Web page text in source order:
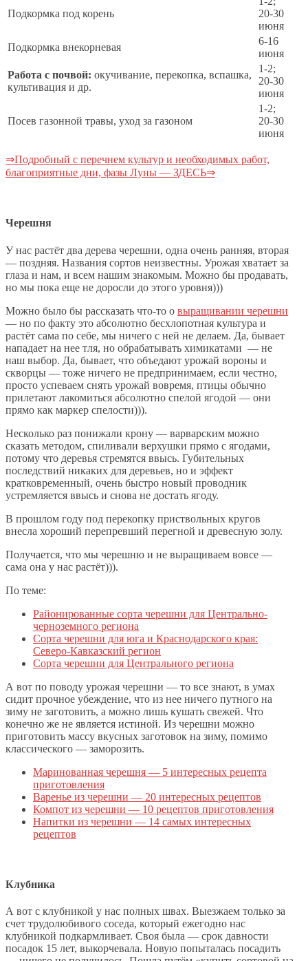
Подкормка под корень
20-30
июня
Подкормка внекорневая
6-16
июня
Работа с почвой: окучивание, перекопка, вспашка,
культивация и др.
1-2;
20-30
июня
Посев газонной травы, уход за газоном
1-2;
20-30
июня
⇒Подробный с перечнем культур и необходимых работ,
благоприятные дни, фазы Луны — ЗДЕСЬ⇒
Черешня
У нас растёт два дерева черешни, одна очень ранняя, вторая
— поздняя. Названия сортов неизвестны. Урожая хватает за
глаза и нам, и всем нашим знакомым. Можно бы продавать,
но мы пока еще не доросли до этого уровня)))
Можно было бы рассказать что-то о выращивании черешни
— но по факту это абсолютно бесхлопотная культура и
растёт сама по себе, мы ничего с ней не делаем. Да, бывает
нападает на нее тля, но обрабатывать химикатами — не
наш выбор. Да, бывает, что объедают урожай вороны и
скворцы — тоже ничего не предпринимаем, если честно,
просто успеваем снять урожай вовремя, птицы обычно
прилетают лакомиться абсолютно спелой ягодой — они
прямо как маркер спелости))).
Несколько раз понижали крону — варварским можно
сказать методом, спиливали верхушки прямо с ягодами,
потому что деревья стремятся ввысь. Губительных
последствий никаких для деревьев, но и эффект
кратковременный, очень быстро новый проводник
устремляется ввысь и снова не достать ягоду.
В прошлом году под перекопку приствольных кругов
внесла хороший перепревший перегной и древесную золу.
Получается, что мы черешню и не выращиваем вовсе —
сама она у нас растёт))).
По теме:
Районированные сорта черешни для Центрально-
черноземного региона
Сорта черешни для юга и Краснодарского края:
Северо-Кавказский регион
Сорта черешни для Центрального региона
А вот по поводу урожая черешни — то все знают, в умах
сидит прочное убеждение, что из нее ничего путного на
зиму не заготовить, а можно лишь кушать свежей. Что
конечно же не является истиной. Из черешни можно
приготовить массу вкусных заготовок на зиму, помимо
классического — заморозить.
Маринованная черешня — 5 интересных рецепта
приготовления
Варенье из черешни — 20 интересных рецептов
Компот из черешни — 10 рецептов приготовления
Напитки из черешни — 14 самых интересных
рецептов
Клубника
А вот с клубникой у нас полных швах. Выезжаем только за
счет трудолюбивого соседа, который ежегодно нас
клубникой подкармливает. Своя была — срок давности
посадок 15 лет, выкорчевала. Новую попыталась посадить